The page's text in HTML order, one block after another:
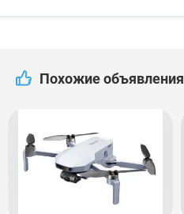
Похожие объявления